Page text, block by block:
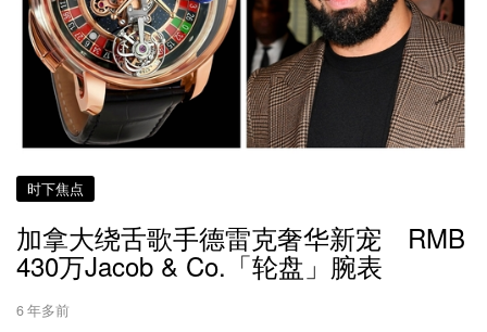
时下焦点
加拿大绕舌歌手德雷克奢华新宠 RMB
430万Jacob & Co.「轮盘」腕表
6 年多前